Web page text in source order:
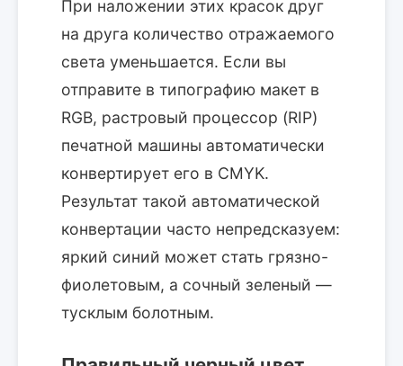
При наложении этих красок друг
на друга количество отражаемого
света уменьшается. Если вы
отправите в типографию макет в
RGB, растровый процессор (RIP)
печатной машины автоматически
конвертирует его в CMYK.
Результат такой автоматической
конвертации часто непредсказуем:
яркий синий может стать грязно-
фиолетовым, а сочный зеленый —
тусклым болотным.